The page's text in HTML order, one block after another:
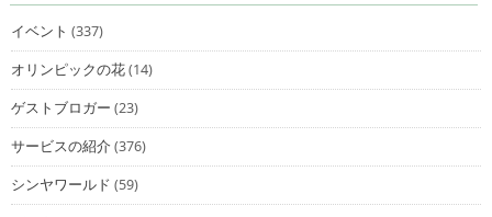
イベント (337)
オリンピックの花(14)
ゲストブロガー (23)
サービスの紹介(376)
シンヤワールド (59)